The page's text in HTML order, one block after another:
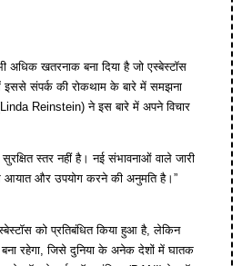
अधिक खतरनाक बना दिया है जो एस्बेस्टॉस
संपर्क की रोकथाम के बारे में समझना
Reinstein) ने इस बारे में अपने विचार
स्तर नहीं है। नई संभावनाओं वाले जारी
आयात और उपयोग करने की अनुमति है।”
को प्रतिबंधित किया हुआ है, लेकिन
बना रहेगा, जिसे दुनिया के अनेक देशों में घातक